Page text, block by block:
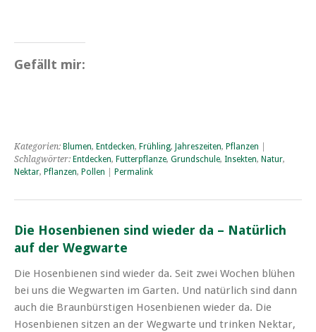
Gefällt mir:
Kategorien: Blumen, Entdecken, Frühling, Jahreszeiten, Pflanzen
Schlagwörter: Entdecken, Futterpflanze, Grundschule, Insekten, Natur,
Nektar, Pflanzen, Pollen Permalink
Die Hosenbienen sind wieder da – Natürlich
auf der Wegwarte
Die Hosenbienen sind wieder da. Seit zwei Wochen blühen
bei uns die Wegwarten im Garten. Und natürlich sind dann
auch die Braunbürstigen Hosenbienen wieder da. Die
Hosenbienen sitzen an der Wegwarte und trinken Nektar,